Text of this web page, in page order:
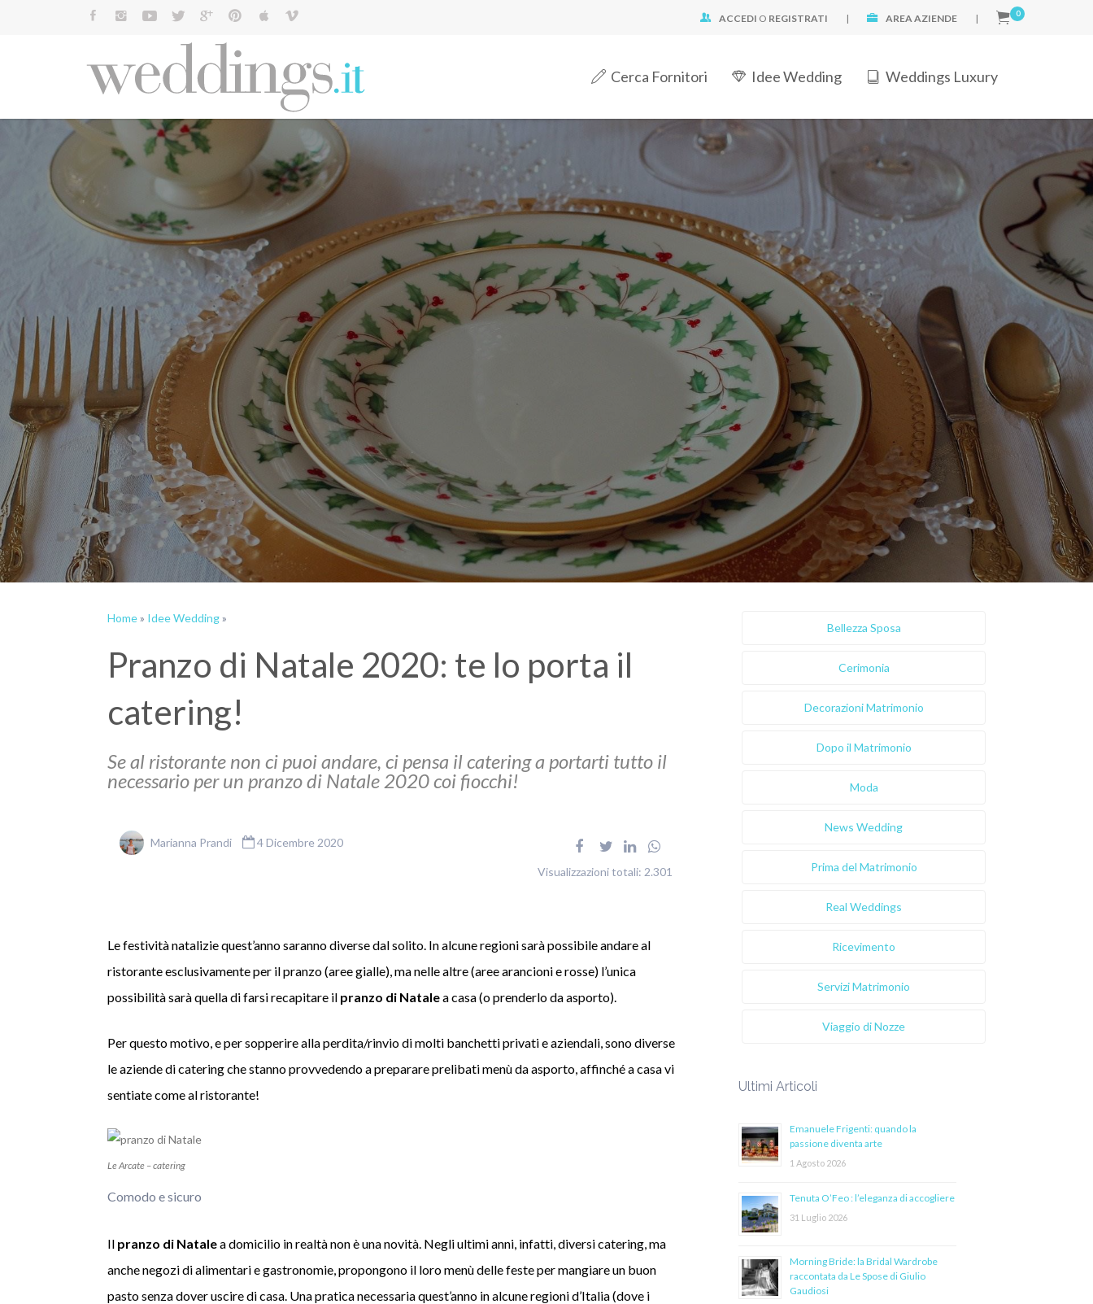
ACCEDI O REGISTRATI | AREA AZIENDE | 0
Cerca Fornitori Idee Wedding Weddings Luxury
Cerca:
Home» Idee Wedding»
Pranzo di Natale 2020: te lo porta il
catering!
Se al ristorante non ci puoi andare, ci pensa il catering a portarti tutto il
necessario per un pranzo di Natale 2020 coi fiocchi!
Marianna Prandi 4 Dicembre 2020
Visualizzazioni totali: 2.301
Le festività natalizie quest’anno saranno diverse dal solito. In alcune regioni sarà possibile andare al
ristorante esclusivamente per il pranzo (aree gialle), ma nelle altre (aree arancioni e rosse) l’unica
possibilità sarà quella di farsi recapitare il pranzo di Natalea casa (o prenderlo da asporto).
Per questo motivo, e per sopperire alla perdita/rinvio di molti banchetti privati e aziendali, sono diverse
le aziende di catering che stanno provvedendo a preparare prelibati menù da asporto, affinché a casa vi
sentiate come al ristorante!
Le Arcate – catering
Comodo e sicuro
Il pranzo di Natalea domicilio in realtà non è una novità. Negli ultimi anni, infatti, diversi catering, ma
anche negozi di alimentari e gastronomie, propongono il loro menù delle feste per mangiare un buon
pasto senza dover uscire di casa. Una pratica necessaria quest’anno in alcune regioni d’Italia (dove i
Bellezza Sposa
Cerimonia
Decorazioni Matrimonio
Dopo il Matrimonio
Moda
News Wedding
Prima del Matrimonio
Real Weddings
Ricevimento
Servizi Matrimonio
Viaggio di Nozze
Ultimi Articoli
Emanuele Frigenti: quando la
passione diventa arte
1 Agosto 2026
Tenuta O’Feo : l’eleganza di accogliere
31 Luglio 2026
Morning Bride: la Bridal Wardrobe
raccontata da Le Spose di Giulio
Gaudiosi